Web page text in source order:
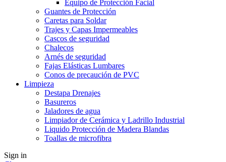
Equipo de Protección Facial
Guantes de Protección
Caretas para Soldar
Trajes y Capas Impermeables
Cascos de seguridad
Chalecos
Arnés de seguridad
Fajas Elásticas Lumbares
Conos de precaución de PVC
Limpieza
Destapa Drenajes
Basureros
Jaladores de agua
Limpiador de Cerámica y Ladrillo Industrial
Liquido Protección de Madera Blandas
Toallas de microfibra
Sign in